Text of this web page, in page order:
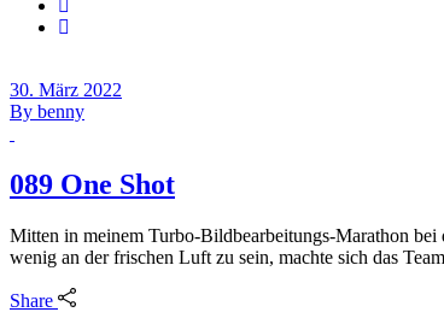
30. März 2022
By benny
089 One Shot
Mitten in meinem Turbo-Bildbearbeitungs-Marathon bei
wenig an der frischen Luft zu sein, machte sich das
Share